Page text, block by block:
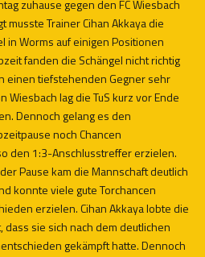
zuhause gegen den FC Wiesbach
Trainer Cihan Akkaya die
in Worms auf einigen Positionen
fanden die Schängel nicht richtig
einen tiefstehenden Gegner sehr
Wiesbach lag die TuS kurz vor Ende
Dennoch gelang es den
noch Chancen
den 1:3-Anschlusstreffer erzielen.
Pause kam die Mannschaft deutlich
konnte viele gute Torchancen
erzielen. Cihan Akkaya lobte die
sie sich nach dem deutlichen
gekämpft hatte. Dennoch